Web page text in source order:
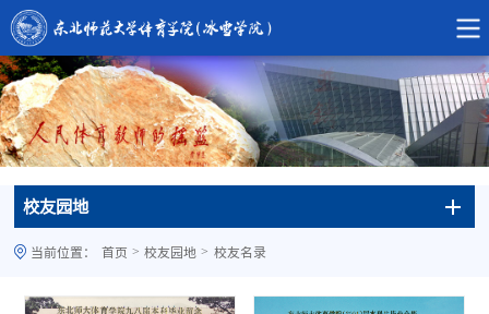
校友园地
当前位置： 首页 > 校友园地 > 校友名录